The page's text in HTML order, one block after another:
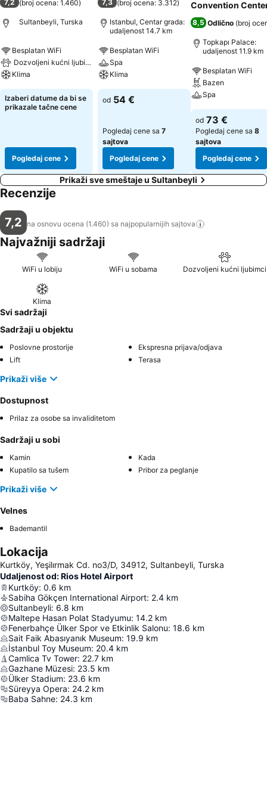
7,2 (broj ocena: 1.460)
Sultanbeyli, Turska
Besplatan WiFi
Dozvoljeni kućni ljubimci
Klima
Izaberi datume da bi se
prikazale tačne cene
Pogledaj cene
7,3 (broj ocena: 3.312)
Istanbul, Centar grada:
udaljenost 14.7 km
Besplatan WiFi
Spa
Klima
od 54 €
Pogledaj cene sa 7
sajtova
Pogledaj cene
Convention
8,5 Odlično (broj
Topkapı Palace:
udaljenost 11.9 km
Besplatan WiFi
Bazen
Spa
od 73 €
Pogledaj cene sa 8
sajtova
Pogledaj cene
Prikaži sve smeštaje u Sultanbeyli
Recenzije
7,2 na osnovu ocena (1.460) sa najpopularnijih sajtova
Najvažniji sadržaji
WiFi u lobiju WiFi u sobama Dozvoljeni kućni ljubimci
Klima
Svi sadržaji
Sadržaji u objektu
Poslovne prostorije
Ekspresna prijava/odjava
Lift
Terasa
Prikaži više
Dostupnost
Prilaz za osobe sa invaliditetom
Sadržaji u sobi
Kamin
Kada
Kupatilo sa tušem
Pribor za peglanje
Prikaži više
Velnes
Bademantil
Lokacija
Kurtköy, Yeşilırmak Cd. no3/D, 34912, Sultanbeyli, Turska
Udaljenost od: Rios Hotel Airport
Kurtköy: 0.6 km
Sabiha Gökçen International Airport: 2.4 km
Sultanbeyli: 6.8 km
Maltepe Hasan Polat Stadyumu: 14.2 km
Fenerbahçe Ülker Spor ve Etkinlik Salonu: 18.6 km
Sait Faik Abasıyanık Museum: 19.9 km
İstanbul Toy Museum: 20.4 km
Camlica Tv Tower: 22.7 km
Gazhane Müzesi: 23.5 km
Ülker Stadium: 23.6 km
Süreyya Opera: 24.2 km
Baba Sahne: 24.3 km